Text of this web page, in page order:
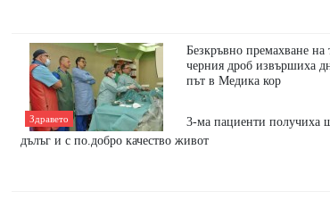
Здравето
Безкръвно премахване на
черния дроб извършиха
път в Медика кор
3-ма пациенти получиха
дълъг и с по.добро качество живот